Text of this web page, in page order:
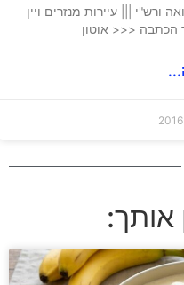
ורש"י ||| עיירות מנזרים ויין
הכתבה <<< אוטון
אותך: